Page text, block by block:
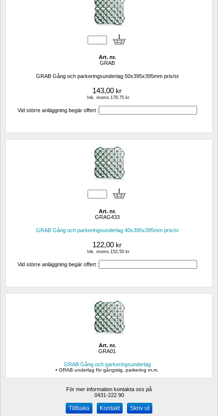
Art. nr.
GRAB
GRAB Gång och parkeringsunderlag 50x395x395mm pris/st
143,00 kr
Ink. moms.178,75 kr
Vid större anläggning begär offert :
Art. nr.
GRAG433
GRAB Gång och parkeringsunderlag 40x395x395mm pris/st
122,00 kr
Ink. moms.152,50 kr
Vid större anläggning begär offert :
Art. nr.
GRA01
GRAB Gång och parkeringsunderlag
• GRAB underlag för gångstig, parkering m.m.
För mer information kontakta oss på
0431-222 90
Kontakt Skriv ut